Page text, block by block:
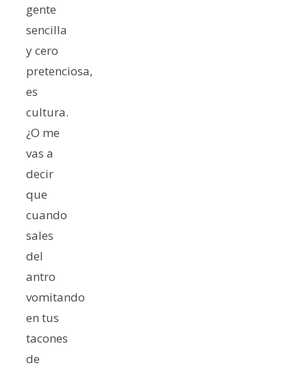
gente
sencilla
y cero
pretenciosa,
es
cultura.
¿O me
vas a
decir
que
cuando
sales
del
antro
vomitando
en tus
tacones
de